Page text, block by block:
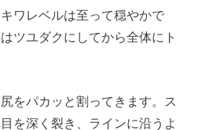
ワレベルは至って穏やかで
ツユダクにしてから全体にト
をパカッと割ってきます。ス
を深く裂き、ラインに沿うよ